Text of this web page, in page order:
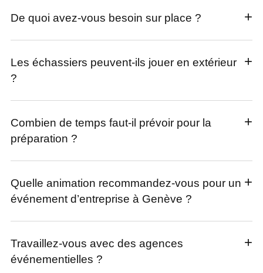
De quoi avez-vous besoin sur place ?
Les échassiers peuvent-ils jouer en extérieur
?
Combien de temps faut-il prévoir pour la
préparation ?
Quelle animation recommandez-vous pour un
événement d’entreprise à Genève ?
Travaillez-vous avec des agences
événementielles ?